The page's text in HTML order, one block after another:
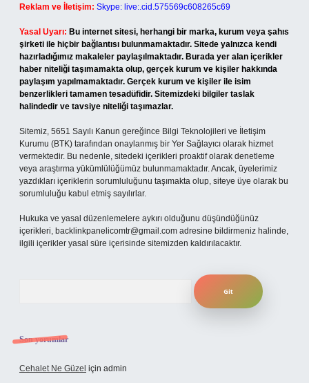
Reklam ve İletişim: Skype: live:.cid.575569c608265c69
Yasal Uyarı: Bu internet sitesi, herhangi bir marka, kurum veya şahıs
şirketi ile hiçbir bağlantısı bulunmamaktadır. Sitede yalnızca kendi
hazırladığımız makaleler paylaşılmaktadır. Burada yer alan içerikler
haber niteliği taşımamakta olup, gerçek kurum ve kişiler hakkında
paylaşım yapılmamaktadır. Gerçek kurum ve kişiler ile isim
benzerlikleri tamamen tesadüfidir. Sitemizdeki bilgiler taslak
halindedir ve tavsiye niteliği taşımazlar.
Sitemiz, 5651 Sayılı Kanun gereğince Bilgi Teknolojileri ve İletişim
Kurumu (BTK) tarafından onaylanmış bir Yer Sağlayıcı olarak hizmet
vermektedir. Bu nedenle, sitedeki içerikleri proaktif olarak denetleme
veya araştırma yükümlülüğümüz bulunmamaktadır. Ancak, üyelerimiz
yazdıkları içeriklerin sorumluluğunu taşımakta olup, siteye üye olarak bu
sorumluluğu kabul etmiş sayılırlar.
Hukuka ve yasal düzenlemelere aykırı olduğunu düşündüğünüz
içerikleri, backlinkpanelicomtr@gmail.com adresine bildirmeniz halinde,
ilgili içerikler yasal süre içerisinde sitemizden kaldırılacaktır.
Son yorumlar
Cehalet Ne Güzel için admin